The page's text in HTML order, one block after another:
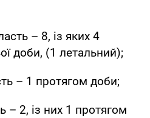
– 8, із яких 4
доби, (1 летальний);
– 1 протягом доби;
– 2, із них 1 протягом